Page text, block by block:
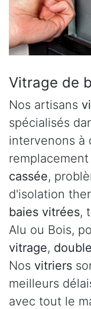
Vitrage de
Nos artisans
spécialisés
intervenons à
cassée,
d'isolation
baies vitrées,
Alu ou Bois,
vitrage,
Nos vitriers
meilleurs
avec tout le